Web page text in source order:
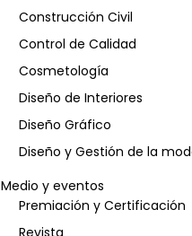
Construcción Civil
Control de Calidad
Cosmetología
Diseño de Interiores
Diseño Gráfico
Diseño y Gestión de la
Entrenador Personal y
Gastronomía
Gestor de Crédito y
Medio y eventos
Premiación y Certificación
Revista